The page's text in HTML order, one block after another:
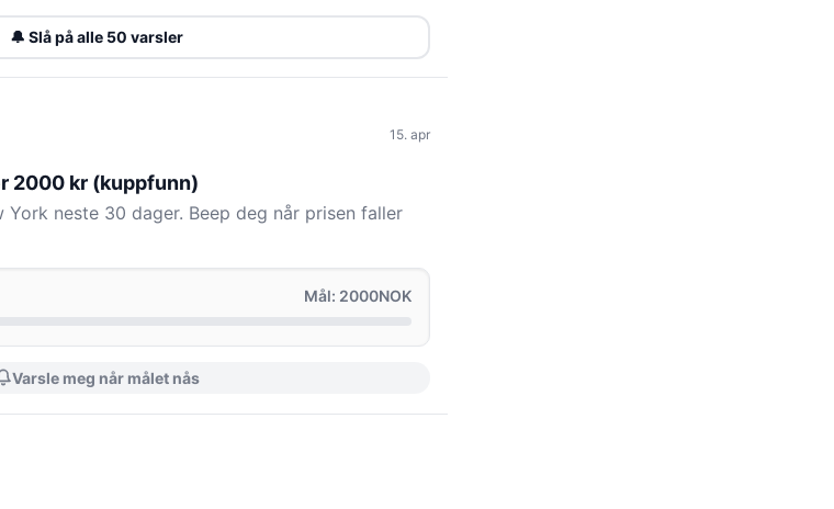
🔔 Slå på alle 50 varsler
15. apr
2000 kr (kuppfunn)
York neste 30 dager. Beep deg når prisen faller
Mål: 2000NOK
Varsle meg når målet nås